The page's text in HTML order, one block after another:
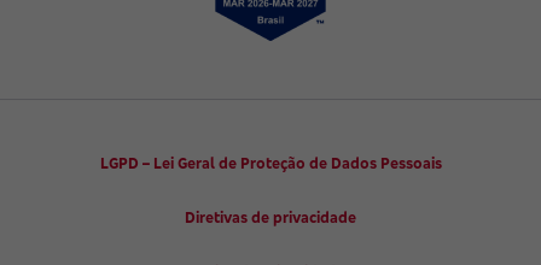
LGPD – Lei Geral de Proteção de Dados Pessoais
Diretivas de privacidade